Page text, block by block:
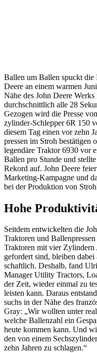
Ballen um Ballen spuckt die
Deere an einem warmen
Nähe des John Deere
durch­schnitt­lich alle 28
Gezogen wird die Presse
zy­linder-Schlepper 6R 150
diesem Tag einen vor zehn
pressen im Stroh bestä­tigen
legen­däre Traktor 6930 vor
Ballen pro Stunde und
Rekord auf. John Deere
Marke­ting-Kampagne und
bei der Produk­tion von
Hohe
Seitdem entwi­ckelten die
Trak­toren und
Trak­toren mit vier Zylin­dern
gefor­dert sind, bleiben
schaft­lich. Deshalb, fand
Manager Utility Trac­tors,
der Zeit, wieder einmal zu
leisten kann. Daraus
suchs in der Nähe des
Gray: „Wir wollten unter
welche Ballen­zahl ein
heute kommen kann. Und
den von einem
zehn Jahren zu schlagen.“